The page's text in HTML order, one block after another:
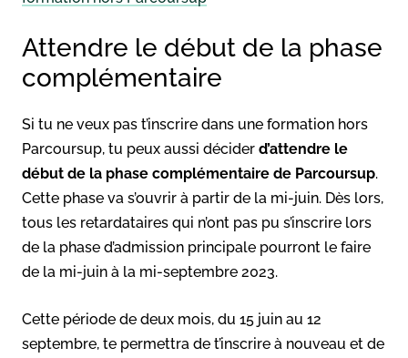
Attendre le début de la phase
complémentaire
Si tu ne veux pas t’inscrire dans une formation hors
Parcoursup, tu peux aussi décider d’attendre le
début de la phase complémentaire de Parcoursup.
Cette phase va s’ouvrir à partir de la mi-juin. Dès lors,
tous les retardataires qui n’ont pas pu s’inscrire lors
de la phase d’admission principale pourront le faire
de la mi-juin à la mi-septembre 2023.
Cette période de deux mois, du 15 juin au 12
septembre, te permettra de t’inscrire à nouveau et de